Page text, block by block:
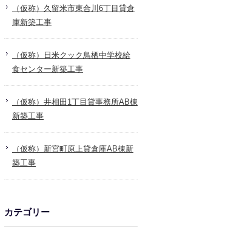
（仮称）久留米市東合川6丁目貸倉
庫新築工事
（仮称）日米クック鳥栖中学校給
食センター新築工事
（仮称）井相田1丁目貸事務所AB棟
新築工事
（仮称）新宮町原上貸倉庫AB棟新
築工事
カテゴリー